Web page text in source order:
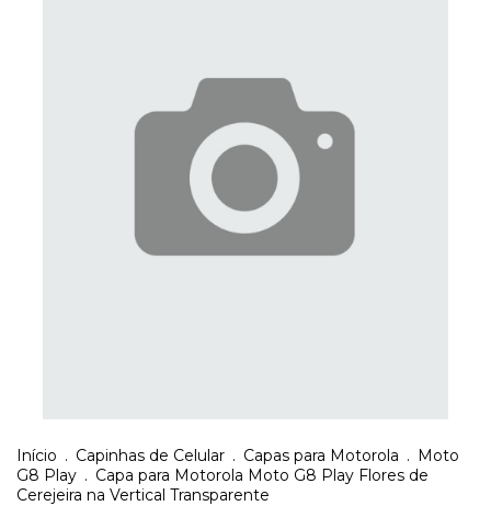
Início . Capinhas de Celular . Capas para Motorola . Moto
G8 Play . Capa para Motorola Moto G8 Play Flores de
Cerejeira na Vertical Transparente